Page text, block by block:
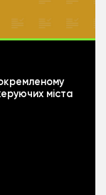
міста